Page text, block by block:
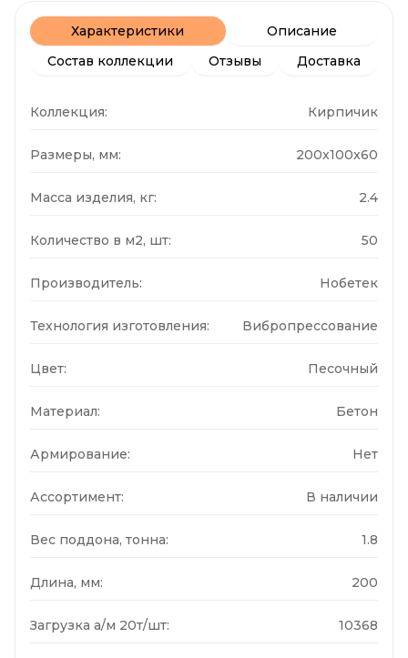
Характеристики
Описание
Состав коллекции
Отзывы Доставка
Коллекция: Кирпичик
Размеры, мм: 200x100x60
Масса изделия, кг: 2.4
Количество в м2, шт: 50
Производитель: Нобетек
Технология изготовления: Вибропрессование
Цвет: Песочный
Материал: Бетон
Армирование: Нет
Ассортимент: В наличии
Вес поддона, тонна: 1.8
Длина, мм: 200
Загрузка а/м 20т/шт: 10368